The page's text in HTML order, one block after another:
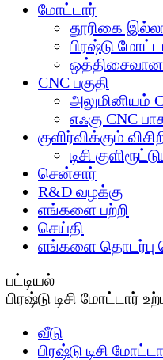
மோட்டார்
தூரிகை
பிரஷ்டு
CNC பகுதி
அலுமினியம்
எஃகு CNC
குளிர்விக்கும்
டிசி
சென்சார்
R&D வழக்கு
எங்களை பற்றி
செய்தி
எங்களை தொடர்பு
பட்டியல்
பிரஷ்டு டிசி மோட்டார்
வீடு
பிரஷ்டு டிசி